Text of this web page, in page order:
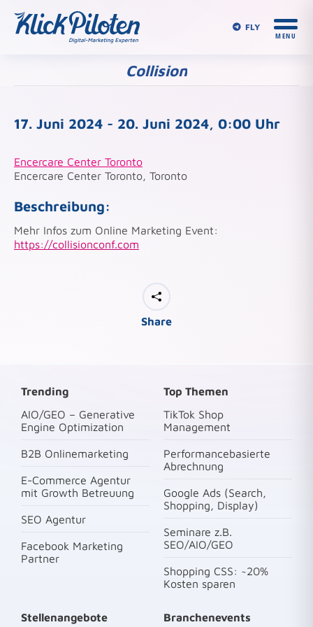
FLY
Collision
Du bist hier:
17. Juni 2024 - 20. Juni 2024, 0:00 Uhr
Encercare Center Toronto
Encercare Center Toronto, Toronto
Beschreibung:
Mehr Infos zum Online Marketing Event:
https://collisionconf.com
Share
Trending
AIO/GEO – Generative
Engine Optimization
B2B Onlinemarketing
E-Commerce Agentur
mit Growth Betreuung
SEO Agentur
Facebook Marketing
Partner
Top Themen
TikTok Shop
Management
Performancebasierte
Abrechnung
Google Ads (Search,
Shopping, Display)
Seminare z.B.
SEO/AIO/GEO
Shopping CSS: ~20%
Kosten sparen
Stellenangebote Branchenevents